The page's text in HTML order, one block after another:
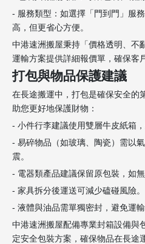
- 服務類型：如選擇「門到門」服
高，但更省心方便。
中港速洲搬屋秉持「價格透明、不
運輸方案提供詳細報價單，確保客
打包與物品保護建議
在長途搬運中，打包是確保安全的
助您更好地保護財物：
- 小件行李建議使用雙層牛皮紙箱
- 易碎物品（如玻璃、陶瓷）需以
震。
- 電器類產品建議保留原包裝，如
- 家具拆分後運送可減少磕碰風險。
- 液體與油品需單獨密封，避免運輸
中港速洲搬屋配備專業封箱設備與
定安全包裝方案，確保物品在長途